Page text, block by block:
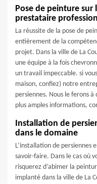
Pose de peinture sur
prestataire
La réussite de la pose de
entièrement de la
projet. Dans la ville de La
une équipe à la fois
un travail impeccable. si
maison, confiez) notre
persiennes. Nous le ferons
plus amples informations,
Installation de
dans le domaine
L’installation de persiennes
savoir-faire. Dans le cas où
risquerez d’abimer la
implanté dans la ville de La